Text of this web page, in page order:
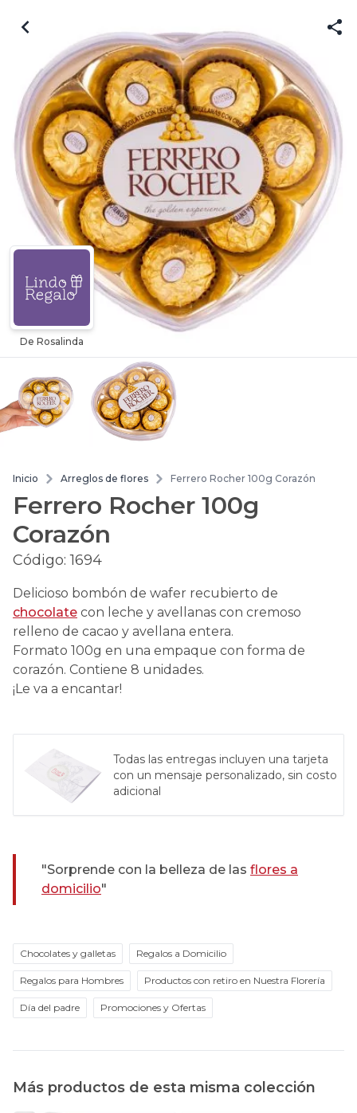
De Rosalinda
Inicio Arreglos de flores Ferrero Rocher 100g Corazón
Ferrero Rocher 100g
Corazón
Código:1694
Delicioso bombón de wafer recubierto de
chocolate con leche y avellanas con cremoso
relleno de cacao y avellana entera.
Formato 100g en una empaque con forma de
corazón. Contiene 8 unidades.
¡Le va a encantar!
Todas las entregas incluyen una tarjeta
con un mensaje personalizado, sin costo
adicional
"Sorprende con la belleza de las flores a
domicilio"
Chocolates y galletas Regalos a Domicilio
Regalos para Hombres Productos con retiro en Nuestra Florería
Día del padre Promociones y Ofertas
Más productos de esta misma colección